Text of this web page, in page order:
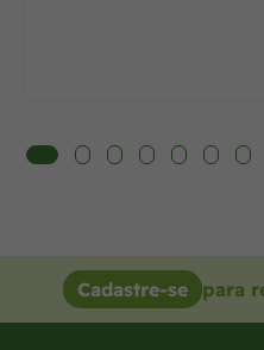
Cadastre-se para